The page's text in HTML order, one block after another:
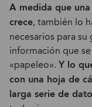
A medida que
crece, también lo
necesarios para
información que
«papeleo». Y lo
con una hoja de
larga serie de